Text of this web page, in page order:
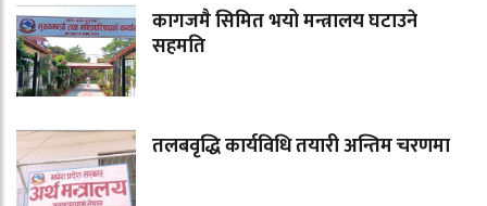
कागजमै सिमित भयो मन्त्रालय घटाउने
सहमति
तलबवृद्धि कार्यविधि तयारी अन्तिम चरणमा